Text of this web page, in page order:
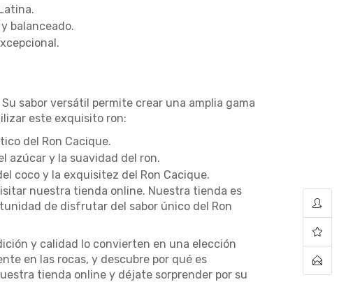
balanceado.
sabor versátil permite crear una amplia gama
este exquisito ron:
del Ron Cacique.
azúcar y la suavidad del ron.
coco y la exquisitez del Ron Cacique.
nuestra tienda online. Nuestra tienda es
de disfrutar del sabor único del Ron
y calidad lo convierten en una elección
en las rocas, y descubre por qué es
tienda online y déjate sorprender por su